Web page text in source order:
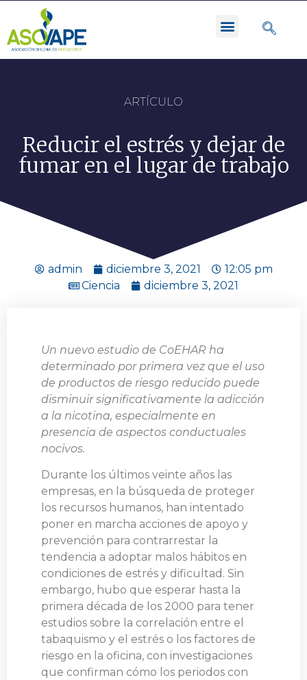
ARTÍCULO
Reducir el estrés y dejar de
fumar en el lugar de trabajo
admin diciembre 3, 2021
12:05 pm
Ciencia
diciembre 3, 2021
Un nuevo estudio de CoEHAR ha
determinado por primera vez que el uso
de productos de riesgo reducido puede
disminuir significativamente la adicción
a la nicotina, especialmente en
presencia de aspectos conductuales
nocivos.
Durante los últimos veinte años las
empresas, en la búsqueda de proteger
los recursos humanos, han intentado
poner en marcha acciones de apoyo y
prevención para contrarrestar la
tendencia a adoptar malos hábitos en
condiciones de estrés y dificultad. Sin
embargo, hubo que esperar hasta la
primera década de los 2000 para tener
estudios sobre la correlación entre el
tabaquismo y el estrés o los factores de
riesgo en la oficina, con investigaciones
que confirman cómo los periodos con